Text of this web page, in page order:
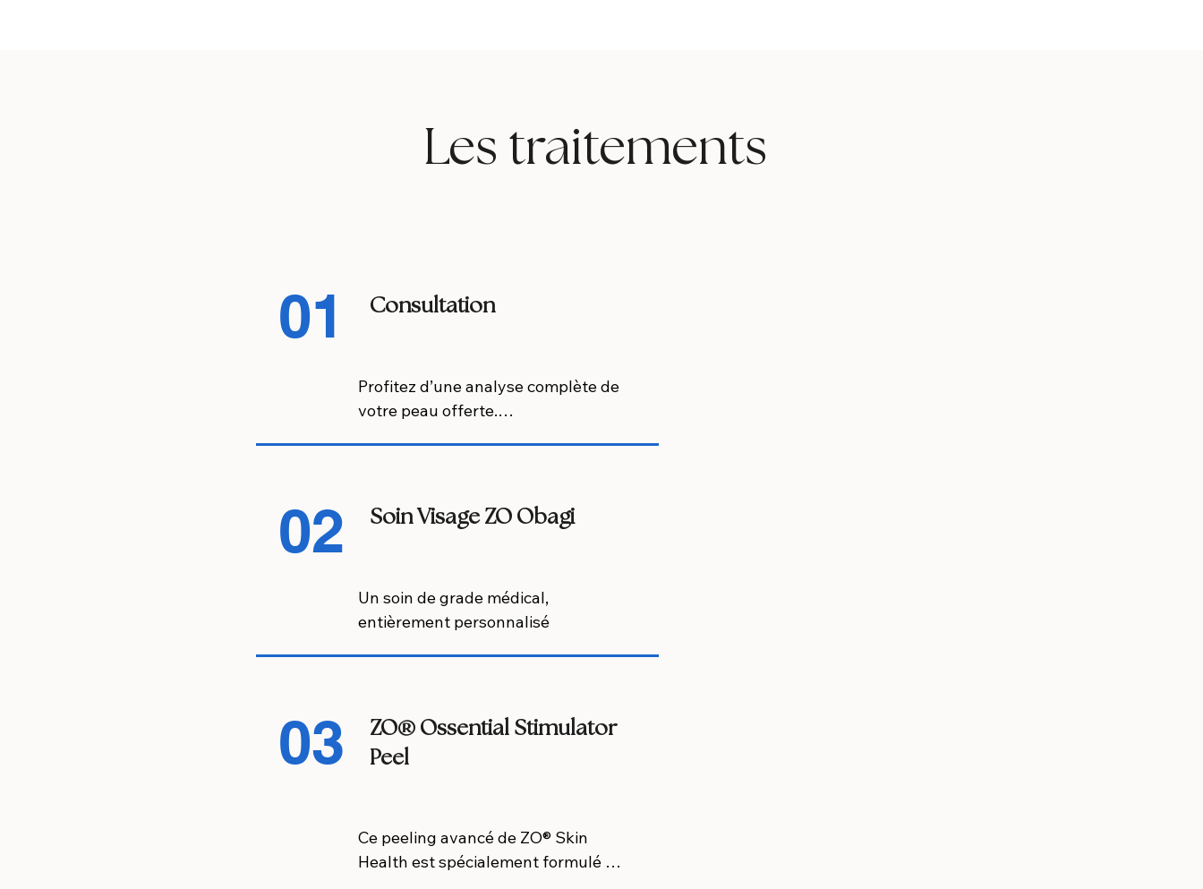
Les traitements
01 Consultation
Profitez d’une analyse complète de
votre peau offerte.
adaptés pour améliorer sa qualité.
Sans engagement – uniquement
02 Soin Visage ZO Obagi
Un soin de grade médical,
entièrement personnalisé
03
ZO® Ossential Stimulator
Peel
Ce peeling avancé de ZO® Skin
Health est spécialement formulé